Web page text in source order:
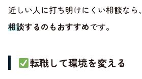
近しい人に打ち明けにくい相談なら、
相談するのもおすすめです。
転職して環境を変える